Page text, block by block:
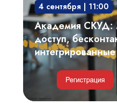
интегрированные
системы
4 сентября | 11:00
Академия СКУД:
доступ,